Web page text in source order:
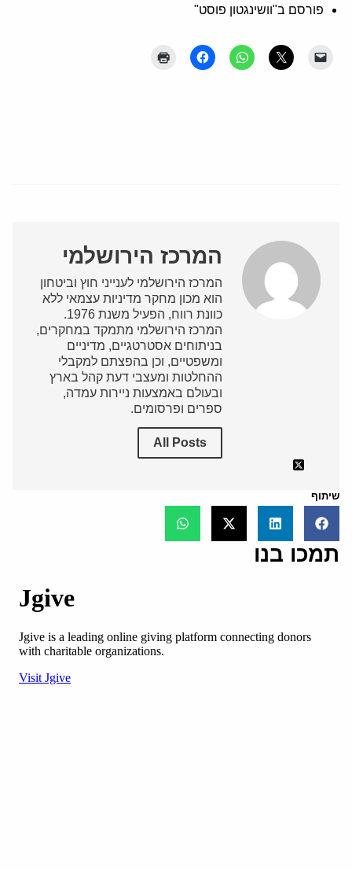
פורסם ב"וושינגטון פוסט"
המרכז הירושלמי
המרכז הירושלמי לענייני חוץ וביטחון
הוא מכון מחקר מדיניות עצמאי ללא
כוונת רווח, הפעיל משנת 1976.
המרכז הירושלמי מתמקד במחקרים,
בניתוחים אסטרטגיים, מדיניים
ומשפטיים, וכן בהפצתם למקבלי
ההחלטות ומעצבי דעת קהל בארץ
ובעולם באמצעות ניירות עמדה,
ספרים ופרסומים.
All Posts
שיתוף
תמכו בנו